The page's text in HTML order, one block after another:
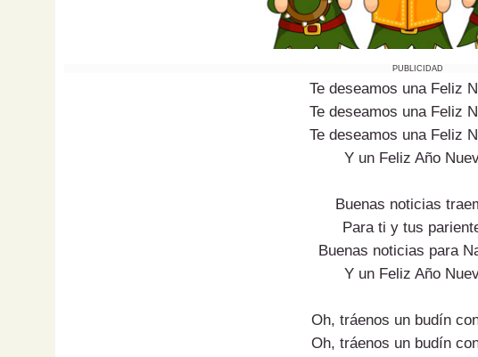
PUBLICIDAD
Te deseamos una Feliz
Te deseamos una Feliz
Te deseamos una Feliz
Y un Feliz Año
Buenas noticias
Para ti y tus
Buenas noticias para
Y un Feliz Año
Oh, tráenos un budín
Oh, tráenos un budín